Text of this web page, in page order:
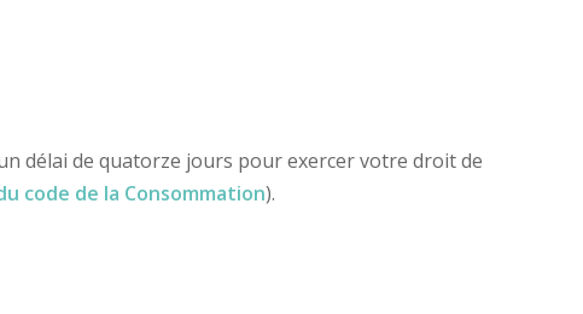
délai de quatorze jours pour exercer votre droit de
code de la Consommation).